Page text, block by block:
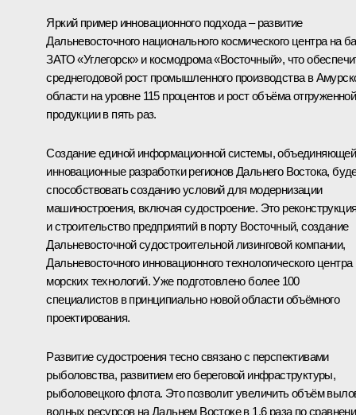
Яркий пример инновационного подхода – развитие
Дальневосточного национального космического центра на
ЗАТО «Углегорск» и космодрома «Восточный», что
среднегодовой рост промышленного производства в
области на уровне 115 процентов и рост объёма отгруженной
продукции в пять раз.
Создание единой информационной системы, объединяющей
инновационные разработки регионов Дальнего Востока,
способствовать созданию условий для модернизации
машиностроения, включая судостроение. Это
и строительство предприятий в порту Восточный, создание
Дальневосточной судостроительной лизинговой компании,
Дальневосточного инновационного технологического центра
морских технологий. Уже подготовлено более 100
специалистов в принципиально новой области объёмного
проектирования.
Развитие судостроения тесно связано с перспективами
рыболовства, развитием его береговой инфраструктуры,
рыболовецкого флота. Это позволит увеличить объём
водных ресурсов на Дальнем Востоке в 1,6 раза по